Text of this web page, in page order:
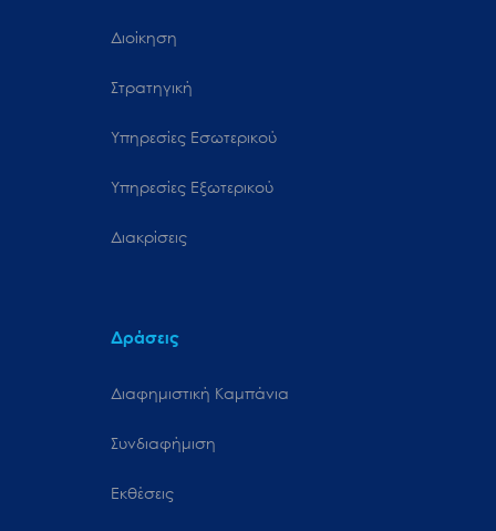
Διοίκηση
Στρατηγική
Υπηρεσίες Εσωτερικού
Υπηρεσίες Εξωτερικού
Διακρίσεις
Δράσεις
Διαφημιστική Καμπάνια
Συνδιαφήμιση
Εκθέσεις